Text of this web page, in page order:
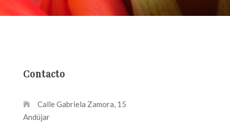
Contacto
Calle Gabriela Zamora, 15
Andújar